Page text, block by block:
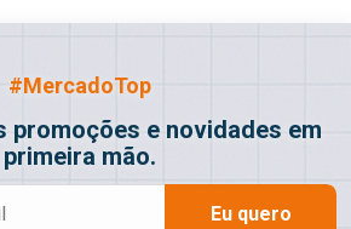
#MercadoTop
promoções e novidades em
primeira mão.
Eu quero